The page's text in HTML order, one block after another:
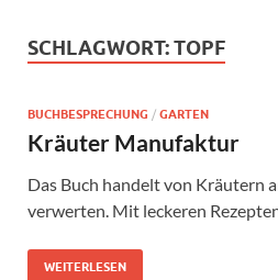
SCHLAGWORT:TOPF
BUCHBESPRECHUNG / GARTEN
Kräuter Manufaktur
Das Buch handelt von Kräutern
verwerten. Mit leckeren
WEITERLESEN